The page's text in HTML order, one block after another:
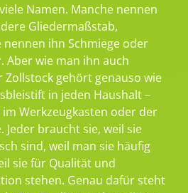
Namen. Manche nennen
Gliedermaßstab,
ihn Schmiege oder
Aber wie man ihn auch
Zollstock gehört genauso wie
in jeden Haushalt –
Werkzeugkasten oder der
Jeder braucht sie, weil sie
sind, weil man sie häufig
sie für Qualität und
stehen. Genau dafür steht